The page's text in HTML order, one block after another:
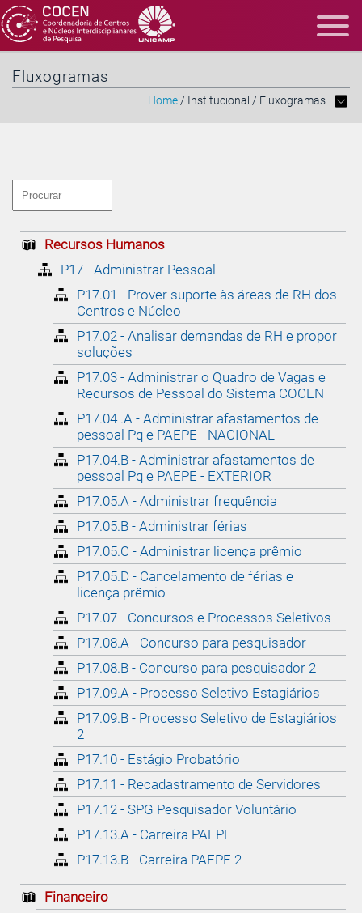
Fluxogramas
Home/ Institucional / Fluxogramas
Recursos Humanos
P17 - Administrar Pessoal
P17.01 - Prover suporte às áreas de RH dos
Centros e Núcleo
P17.02 - Analisar demandas de RH e propor
soluções
P17.03 - Administrar o Quadro de Vagas e
Recursos de Pessoal do Sistema COCEN
P17.04 .A - Administrar afastamentos de
pessoal Pq e PAEPE - NACIONAL
P17.04.B - Administrar afastamentos de
pessoal Pq e PAEPE - EXTERIOR
P17.05.A - Administrar frequência
P17.05.B - Administrar férias
P17.05.C - Administrar licença prêmio
P17.05.D - Cancelamento de férias e
licença prêmio
P17.07 - Concursos e Processos Seletivos
P17.08.A - Concurso para pesquisador
P17.08.B - Concurso para pesquisador 2
P17.09.A - Processo Seletivo Estagiários
P17.09.B - Processo Seletivo de Estagiários
2
P17.10 - Estágio Probatório
P17.11 - Recadastramento de Servidores
P17.12 - SPG Pesquisador Voluntário
P17.13.A - Carreira PAEPE
P17.13.B - Carreira PAEPE 2
Financeiro